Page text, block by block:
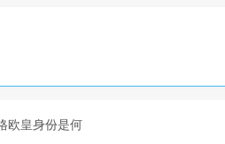
欧皇身份是何